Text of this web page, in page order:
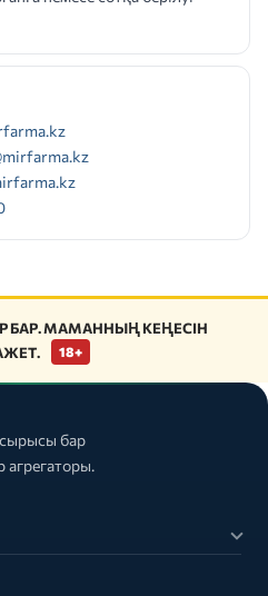
БАР. МАМАННЫҢ КЕҢЕСІН
18+
бар
агрегаторы.